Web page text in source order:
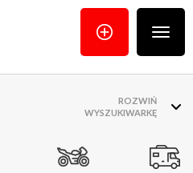
menu
ROZWIŃ
WYSZUKIWARKĘ